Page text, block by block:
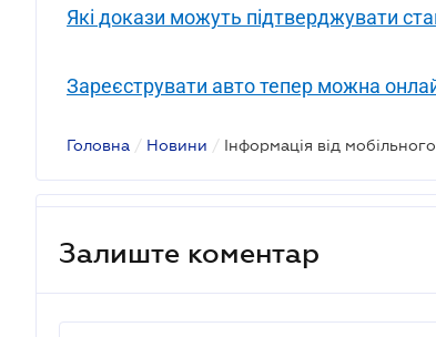
Які докази можуть підтверджувати
Зареєструвати авто тепер можна
Головна / Новини /
Залиште коментар